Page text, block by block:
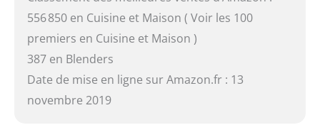
556 850 en Cuisine et Maison ( Voir les 100
premiers en Cuisine et Maison )
387 en Blenders
Date de mise en ligne sur Amazon.fr : 13
novembre 2019